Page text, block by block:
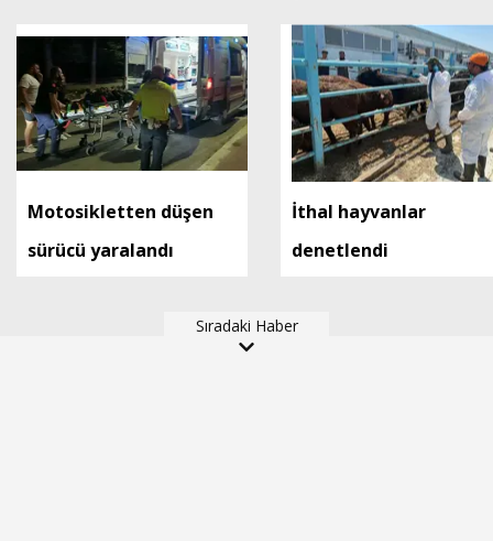
Motosikletten düşen
sürücü yaralandı
İthal hayvanlar
denetlendi
Sıradaki Haber